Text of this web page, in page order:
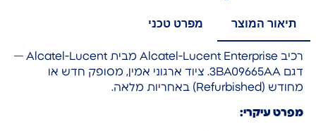
תיאור המוצר מפרט טכני
רכיב Alcatel-Lucent Enterprise מבית Alcatel-Lucent —
דגם 3BA09665AA. ציוד ארגוני אמין, מסופק חדש או
מחודש (Refurbished) באחריות מלאה.
מפרט עיקרי: